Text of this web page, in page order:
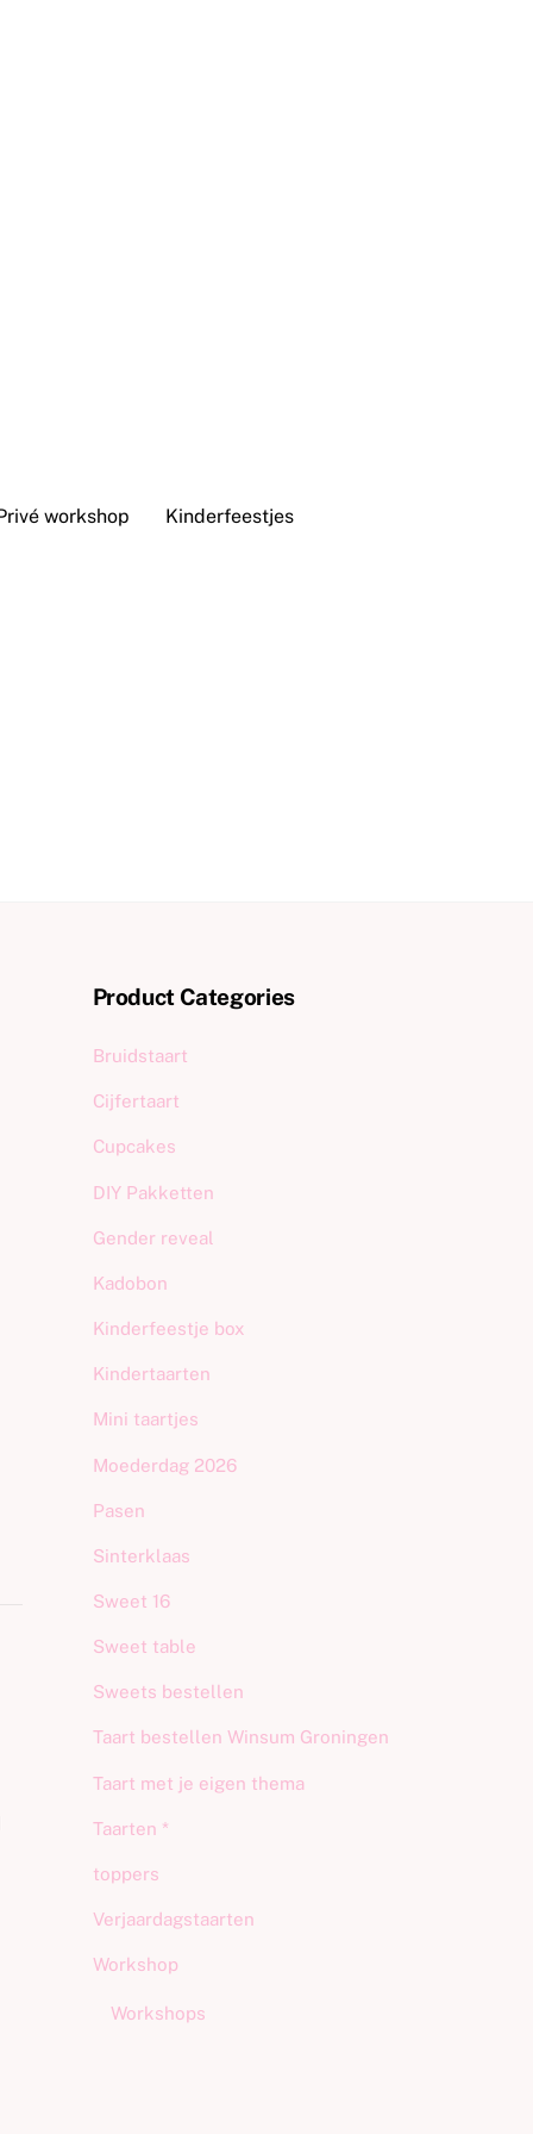
workshop Kinderfeestjes
Product Categories
Bruidstaart
Cijfertaart
Cupcakes
DIY Pakketten
Gender reveal
Kadobon
Kinderfeestje box
Kindertaarten
Mini taartjes
Moederdag 2026
Pasen
Sinterklaas
Sweet 16
Sweet table
Sweets bestellen
Taart bestellen Winsum Groningen
Taart met je eigen thema
Taarten *
toppers
Verjaardagstaarten
Workshop
Workshops